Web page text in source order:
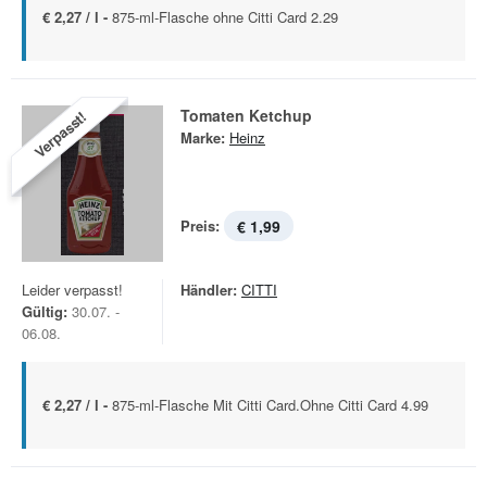
€ 2,27 / l - 875-ml-Flasche ohne Citti Card 2.29
Verpasst! Tomaten Ketchup
Marke: Heinz
Preis: € 1,99
Leider verpasst!
Gültig: 30.07. -
06.08.
Händler: CITTI
€ 2,27 / l - 875-ml-Flasche Mit Citti Card.Ohne Citti Card 4.99